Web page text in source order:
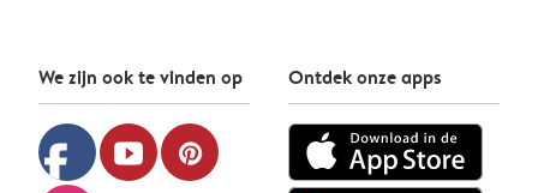
We zijn ook te vinden op
facebook youtube pinterest
Ontdek onze apps